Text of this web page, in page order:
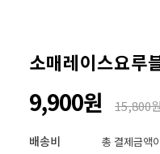
소매레이스요
9,900원 15,800
배송비 총 결제금액